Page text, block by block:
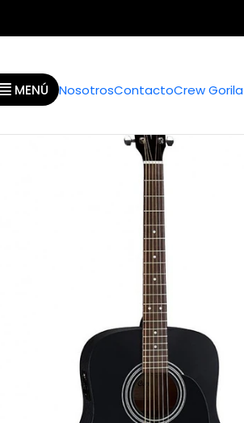
MENÚ NosotrosContactoCrew Gorila